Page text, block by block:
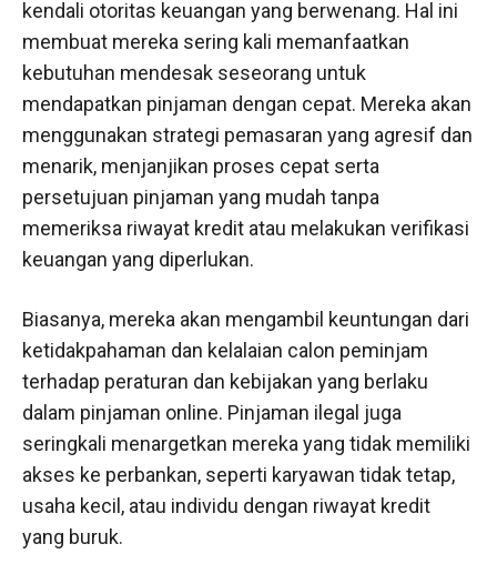
kendali otoritas keuangan yang berwenang. Hal ini
membuat mereka sering kali memanfaatkan
kebutuhan mendesak seseorang untuk
mendapatkan pinjaman dengan cepat. Mereka akan
menggunakan strategi pemasaran yang agresif dan
menarik, menjanjikan proses cepat serta
persetujuan pinjaman yang mudah tanpa
memeriksa riwayat kredit atau melakukan verifikasi
keuangan yang diperlukan.
Biasanya, mereka akan mengambil keuntungan dari
ketidakpahaman dan kelalaian calon peminjam
terhadap peraturan dan kebijakan yang berlaku
dalam pinjaman online. Pinjaman ilegal juga
seringkali menargetkan mereka yang tidak memiliki
akses ke perbankan, seperti karyawan tidak tetap,
usaha kecil, atau individu dengan riwayat kredit
yang buruk.